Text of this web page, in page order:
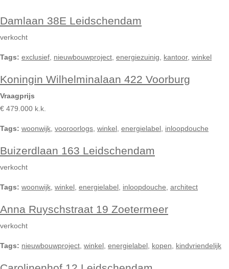
Damlaan 38E Leidschendam
verkocht
Tags: exclusief nieuwbouwproject energiezuinig kantoor, winkel
Koningin Wilhelminalaan 422 Voorburg
Vraagprijs
€ 479.000 k.k.
Tags: woonwijk vooroorlogs winkel energielabel inloopdouche
Buizerdlaan 163 Leidschendam
verkocht
Tags: woonwijk winkel energielabel inloopdouche architect
Anna Ruyschstraat 19 Zoetermeer
verkocht
Tags: nieuwbouwproject winkel energielabel kopen kindvriendelijk